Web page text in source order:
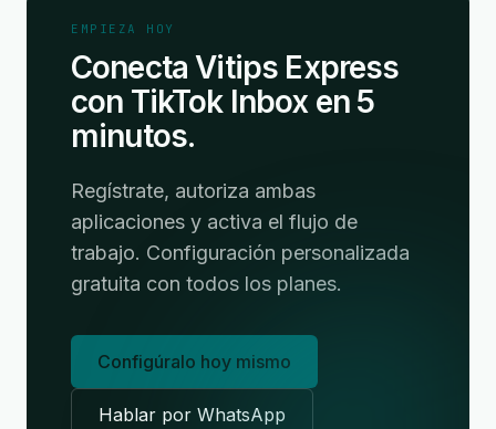
EMPIEZA HOY
Conecta Vitips Express
con TikTok Inbox en 5
minutos.
Regístrate, autoriza ambas
aplicaciones y activa el flujo de
trabajo. Configuración personalizada
gratuita con todos los planes.
Configúralo hoy mismo
Hablar por WhatsApp